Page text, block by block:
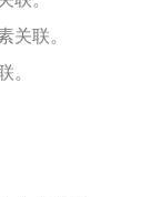
关联。
。